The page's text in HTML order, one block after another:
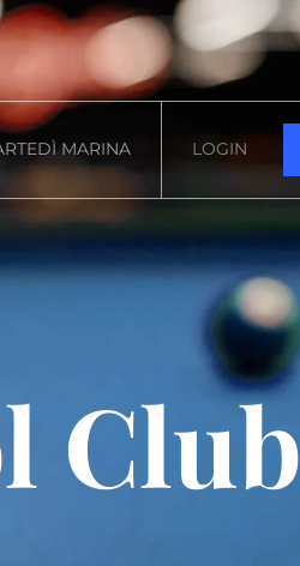
Modena - Via Vittori Alfieri, 28
MARINA LOGIN
Club